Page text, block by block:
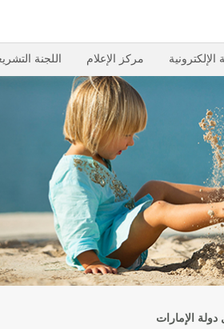
مركز الإعلام اللجنة
الإمارات